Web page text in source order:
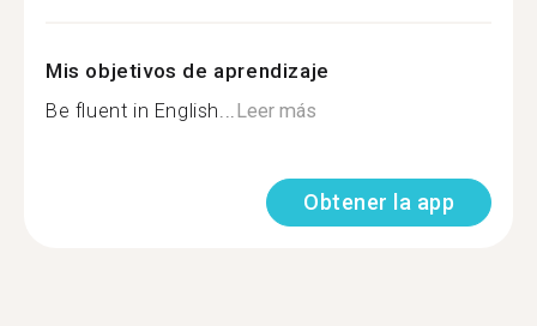
Mis objetivos de aprendizaje
Be fluent in English...Leer más
Obtener la app